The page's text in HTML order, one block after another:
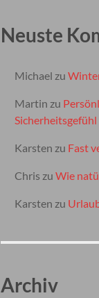
Neuste
Michael zu
Martin zu
Sicherheitsgefühl
Karsten zu Fast
Chris zu Wie
Karsten zu
Archiv